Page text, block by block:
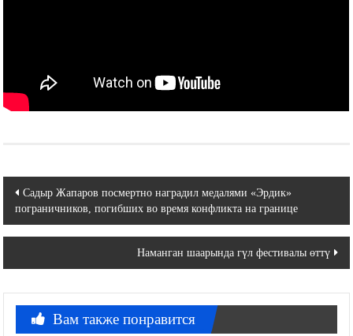
Навигация
по
Садыр Жапаров посмертно наградил медалями «Эрдик»
пограничников, погибших во время конфликта на границе
Наманган шаарында гүл фестивалы өттү
Вам также понравится